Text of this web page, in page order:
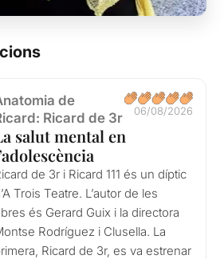
de
Ricard de 3r
06/08/2026
salut mental en
de 3r i Ricard 111 és un díptic
Trois Teatre. L’autor de les
és Gerard Guix i la directora
Rodríguez i Clusella. La
Ricard de 3r, es va estrenar